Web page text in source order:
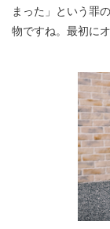
まった」という罪
物ですね。最初に